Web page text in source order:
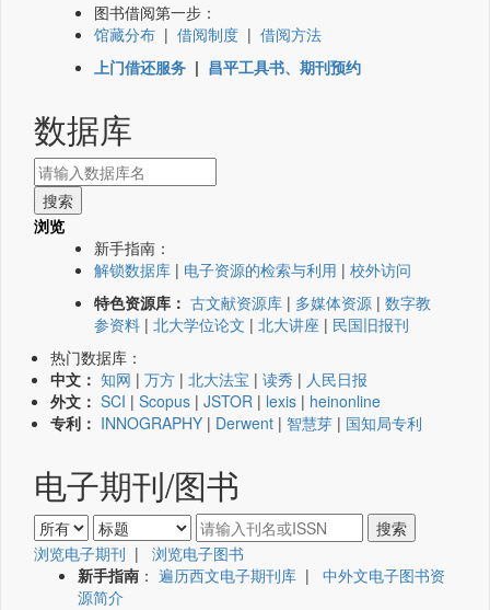
图书借阅第一步：
馆藏分布 | 借阅制度 | 借阅方法
上门借还服务 | 昌平工具书、期刊预约
数据库
浏览
新手指南：
解锁数据库 | 电子资源的检索与利用 | 校外访问
特色资源库： 古文献资源库 | 多媒体资源 | 数字教
参资料 | 北大学位论文 | 北大讲座 | 民国旧报刊
热门数据库：
中文： 知网 | 万方 | 北大法宝 | 读秀 | 人民日报
外文： SCI | Scopus | JSTOR | lexis | heinonline
专利： INNOGRAPHY | Derwent | 智慧芽 | 国知局专利
电子期刊/图书
浏览电子期刊 | 浏览电子图书
新手指南 ： 遍历西文电子期刊库 | 中外文电子图书资
源简介